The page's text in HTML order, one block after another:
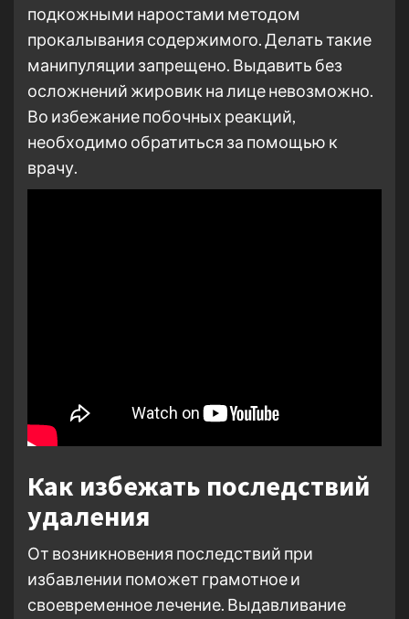
подкожными наростами методом
прокалывания содержимого. Делать такие
манипуляции запрещено. Выдавить без
осложнений жировик на лице невозможно.
Во избежание побочных реакций,
необходимо обратиться за помощью к
врачу.
Как избежать последствий
удаления
От возникновения последствий при
избавлении поможет грамотное и
своевременное лечение. Выдавливание